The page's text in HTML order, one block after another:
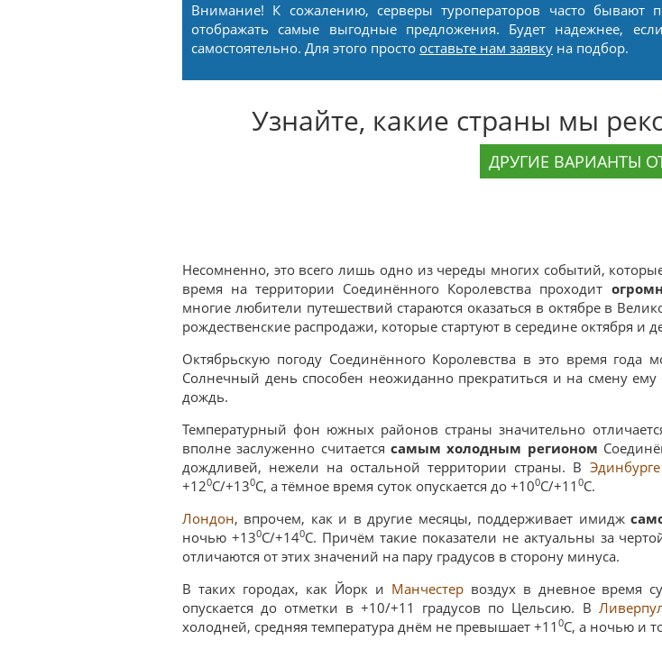
Внимание! К сожалению, серверы туроператоров часто бывают
отображать самые выгодные предложения. Будет надежнее,
самостоятельно. Для этого просто оставьте нам заявку на подбор.
Узнайте, какие страны мы
ДРУГИЕ ВАРИАНТЫ
Несомненно, это всего лишь одно из череды многих событий,
время на территории Соединённого Королевства проходит
многие любители путешествий стараются оказаться в октябре в
рождественские распродажи, которые стартуют в середине октября
Октябрьскую погоду Соединённого Королевства в это время года
Солнечный день способен неожиданно прекратиться и на смену ему
дождь.
Температурный фон южных районов страны значительно
вполне заслуженно считаетсясамым холодным регионом
дождливей, нежели на остальной территории страны. В Эдинбурге
+120С/+130С, а тёмное время суток опускается до +100С/+11 0С.
Лондон, впрочем, как и в другие месяцы, поддерживает имидж
ночью +130С/+140С. Причём такие показатели не актуальны за
отличаются от этих значений на пару градусов в сторону минуса.
В таких городах, как Йорк и Манчестервоздух в дневное время
опускается до отметки в +10/+11 градусов по Цельсию. В
холодней, средняя температура днём не превышает +11 0С, а ночью и